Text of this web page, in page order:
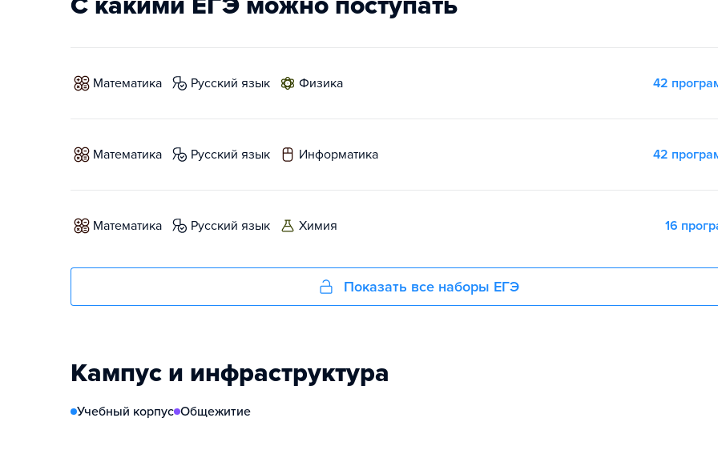
математика русский язык физика 42
математика русский язык информатика 42
математика русский язык химия 16
Показать все наборы ЕГЭ
Кампус и инфраструктура
Учебный корпус Общежитие